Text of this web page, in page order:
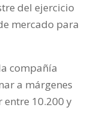
del ejercicio
mercado para
compañía
a márgenes
entre 10.200 y